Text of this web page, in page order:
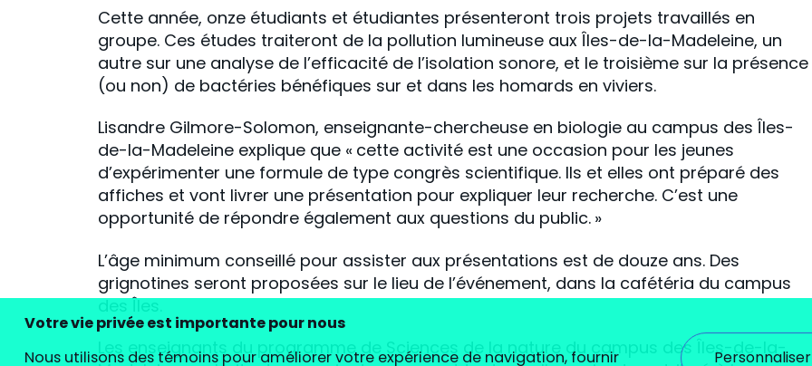
Cette année, onze étudiants et étudiantes présenteront trois projets travaillés en
groupe. Ces études traiteront de la pollution lumineuse aux Îles-de-la-Madeleine, un
autre sur une analyse de l’efficacité de l’isolation sonore, et le troisième sur la présence
(ou non) de bactéries bénéfiques sur et dans les homards en viviers.
Lisandre Gilmore-Solomon, enseignante-chercheuse en biologie au campus des Îles-
de-la-Madeleine explique que « cette activité est une occasion pour les jeunes
d’expérimenter une formule de type congrès scientifique. Ils et elles ont préparé des
affiches et vont livrer une présentation pour expliquer leur recherche. C’est une
opportunité de répondre également aux questions du public. »
L’âge minimum conseillé pour assister aux présentations est de douze ans. Des
grignotines seront proposées sur le lieu de l’événement, dans la cafétéria du campus
des Îles.
Les enseignants du programme de Sciences de la nature du campus des Îles-de-la-
Votre vie privée est importante pour nous
Nous utilisons des témoins pour améliorer votre expérience de navigation, fournir
Personnaliser